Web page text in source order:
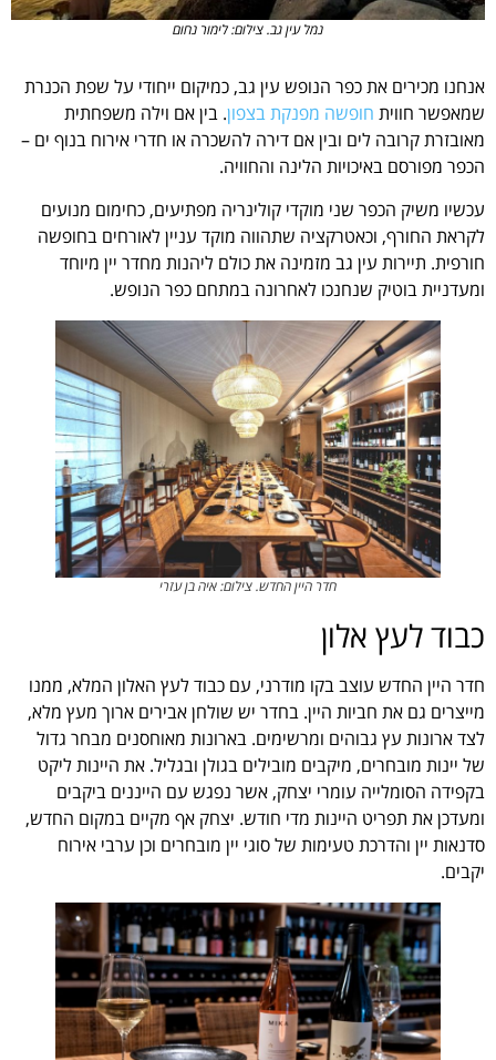
נמל עין גב. צילום: לימור נחום
אנחנו מכירים את כפר הנופש עין גב, כמיקום ייחודי על שפת הכנרת
שמאפשר חווית חופשה מפנקת בצפון. בין אם וילה משפחתית
מאובזרת קרובה לים ובין אם דירה להשכרה או חדרי אירוח בנוף ים –
הכפר מפורסם באיכויות הלינה והחוויה.
עכשיו משיק הכפר שני מוקדי קולינריה מפתיעים, כחימום מנועים
לקראת החורף, וכאטרקציה שתהווה מוקד עניין לאורחים בחופשה
חורפית. תיירות עין גב מזמינה את כולם ליהנות מחדר יין מיוחד
ומעדניית בוטיק שנחנכו לאחרונה במתחם כפר הנופש.
חדר היין החדש. צילום: איה בן עזרי
כבוד לעץ אלון
חדר היין החדש עוצב בקו מודרני, עם כבוד לעץ האלון המלא, ממנו
מייצרים גם את חביות היין. בחדר יש שולחן אבירים ארוך מעץ מלא,
לצד ארונות עץ גבוהים ומרשימים. בארונות מאוחסנים מבחר גדול
של יינות מובחרים, מיקבים מובילים בגולן ובגליל. את היינות ליקט
בקפידה הסומלייה עומרי יצחק, אשר נפגש עם הייננים ביקבים
ומעדכן את תפריט היינות מדי חודש. יצחק אף מקיים במקום החדש,
סדנאות יין והדרכת טעימות של סוגי יין מובחרים וכן ערבי אירוח
יקבים.